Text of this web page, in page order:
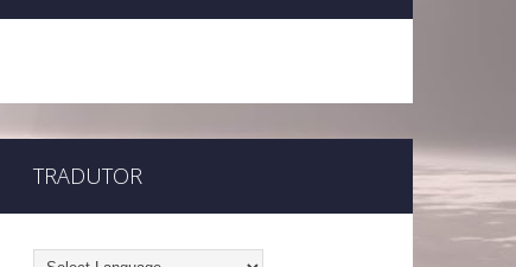
TRADUTOR